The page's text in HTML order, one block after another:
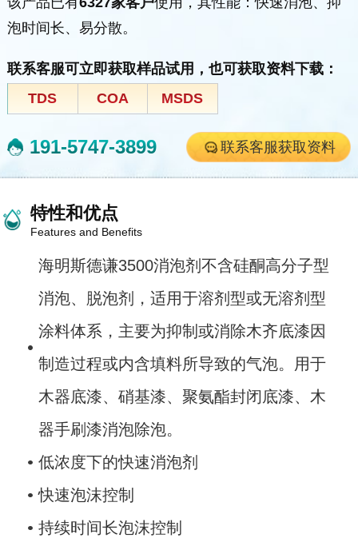
泡时间长、易分散。
联系客服可立即获取样品试用，也可获取资料下载：
TDS
COA MSDS
191-5747-3899 联系客服获取资料
特性和优点
Features and Benefits
海明斯德谦3500消泡剂不含硅酮高分子型
消泡、脱泡剂，适用于溶剂型或无溶剂型
涂料体系，主要为抑制或消除木齐底漆因
制造过程或内含填料所导致的气泡。用于
木器底漆、硝基漆、聚氨酯封闭底漆、木
器手刷漆消泡除泡。
低浓度下的快速消泡剂
快速泡沫控制
持续时间长泡沫控制